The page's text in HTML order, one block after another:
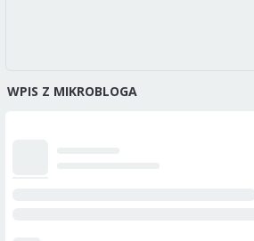
WPIS Z MIKROBLOGA